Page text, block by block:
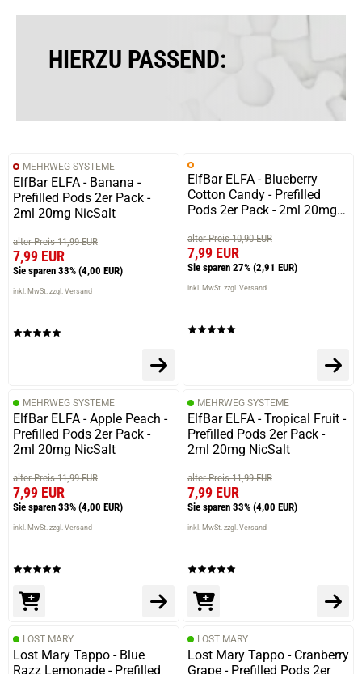
Bernd L.
Super Preis für ein 750mAh Gerät!
31.12.2025 — via
Trustedshops.de
Sandra R.
verifizierter Onlinekauf.
18.10.2025 — via
Trustedshops.de
Domenic S.
verifizierter Onlinekauf.
Die Bewertung erfolgte ohne Abgabe eines Kommentars
HIERZU PASSEND:
MEHRWEG SYSTEME
ElfBar ELFA - Banana -
Prefilled Pods 2er Pack -
2ml 20mg NicSalt
alter Preis 11,99 EUR
7,99 EUR
Sie sparen 33% (4,00 EUR)
inkl. MwSt. zzgl. Versand
ElfBar ELFA - Blueberry
Cotton Candy - Prefilled
Pods 2er Pack - 2ml 20mg
alter Preis 10,90 EUR
7,99 EUR
Sie sparen 27% (2,91 EUR)
inkl. MwSt. zzgl. Versand
MEHRWEG SYSTEME
ElfBar ELFA - Apple Peach -
Prefilled Pods 2er Pack -
2ml 20mg NicSalt
alter Preis 11,99 EUR
7,99 EUR
Sie sparen 33% (4,00 EUR)
inkl. MwSt. zzgl. Versand
MEHRWEG SYSTEME
ElfBar ELFA - Tropical Fruit -
Prefilled Pods 2er Pack -
2ml 20mg NicSalt
alter Preis 11,99 EUR
7,99 EUR
Sie sparen 33% (4,00 EUR)
inkl. MwSt. zzgl. Versand
LOST MARY
Lost Mary Tappo - Blue
Razz Lemonade - Prefilled
LOST MARY
Lost Mary Tappo - Cranberry
Grape - Prefilled Pods 2er